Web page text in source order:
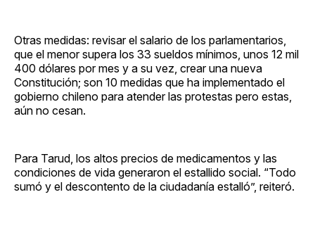
Otras medidas: revisar el salario de los parlamentarios,
que el menor supera los 33 sueldos mínimos, unos 12 mil
400 dólares por mes y a su vez, crear una nueva
Constitución; son 10 medidas que ha implementado el
gobierno chileno para atender las protestas pero estas,
aún no cesan.
Para Tarud, los altos precios de medicamentos y las
condiciones de vida generaron el estallido social. “Todo
sumó y el descontento de la ciudadanía estalló”, reiteró.